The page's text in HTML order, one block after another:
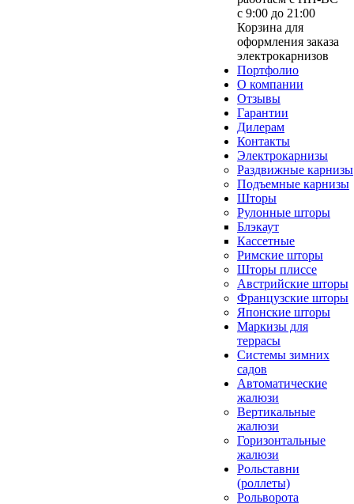
с 9:00 до 21:00
Корзина для
оформления заказа
электрокарнизов
Портфолио
О компании
Отзывы
Гарантии
Дилерам
Контакты
Электрокарнизы
Раздвижные карнизы
Подъемные карнизы
Шторы
Рулонные шторы
Блэкаут
Кассетные
Римские шторы
Шторы плиссе
Австрийские шторы
Французские шторы
Японские шторы
Маркизы для
террасы
Системы зимних
садов
Автоматические
жалюзи
Вертикальные
жалюзи
Горизонтальные
жалюзи
Рольставни
(роллеты)
Рольворота